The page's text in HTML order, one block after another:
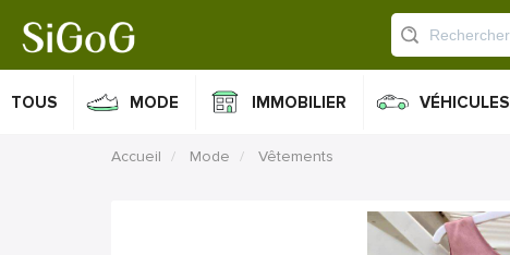
TOUS MODE IMMOBILIER VÉHICULES
Accueil Mode Vêtements